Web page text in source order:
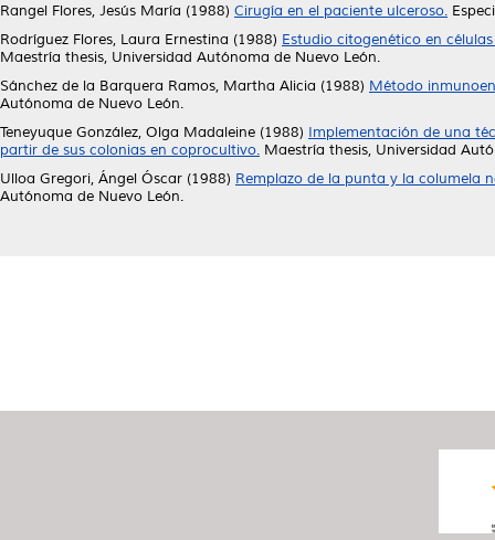
Rangel Flores, Jesús María (1988) Cirugía en el paciente ulceroso.
Rodríguez Flores, Laura Ernestina (1988) Estudio citogenético en
Maestría thesis, Universidad Autónoma de Nuevo León.
Sánchez de la Barquera Ramos, Martha Alicia (1988) Método
Autónoma de Nuevo León.
Teneyuque González, Olga Madaleine (1988) Implementación de una
partir de sus colonias en coprocultivo. Maestría thesis, Universidad
Ulloa Gregori, Ángel Óscar (1988) Remplazo de la punta y la columela
Autónoma de Nuevo León.